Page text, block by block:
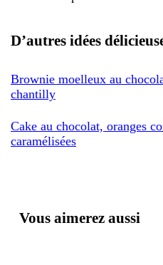
D’autres idées
Brownie moelleux au
chantilly
Cake au chocolat, oranges
caramélisées
Vous aimerez aussi